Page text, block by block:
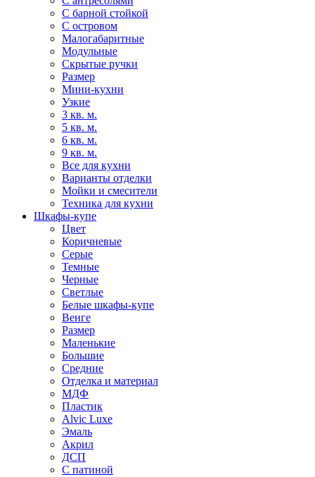
С барной стойкой
С островом
Малогабаритные
Модульные
Скрытые ручки
Размер
Мини-кухни
Узкие
3 кв. м.
5 кв. м.
6 кв. м.
9 кв. м.
Все для кухни
Варианты отделки
Мойки и смесители
Техника для кухни
Шкафы-купе
Цвет
Коричневые
Серые
Темные
Черные
Светлые
Белые шкафы-купе
Венге
Размер
Маленькие
Большие
Средние
Отделка и материал
МДФ
Пластик
Alvic Luxe
Эмаль
Акрил
ДСП
С патиной